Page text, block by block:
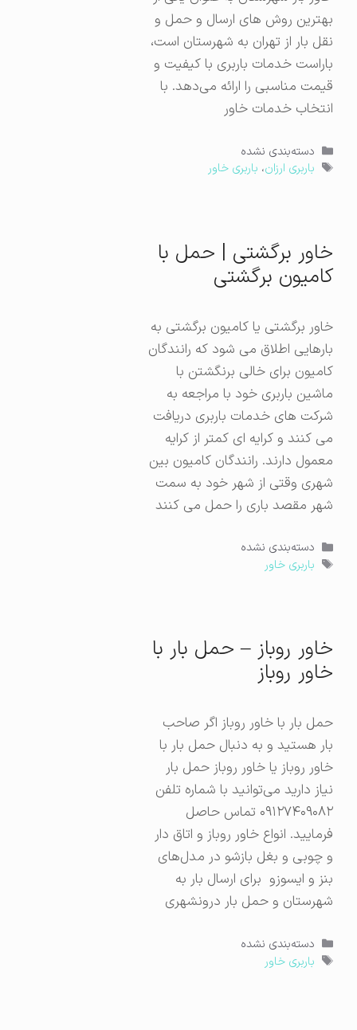
بهترین روش های ارسال و حمل و
نقل بار از تهران به شهرستان است،
باراست خدمات باربری با کیفیت و
قیمت مناسبی را ارائه می‌دهد. با
انتخاب خدمات خاور
دسته‌ها
دسته‌بندی نشده
برچسب‌ها
باربری ارزان ،باربری خاور
خاور برگشتی | حمل با
کامیون برگشتی
خاور برگشتی یا کامیون برگشتی به
بارهایی اطلاق می شود که رانندگان
کامیون برای خالی برنگشتن با
ماشین باربری خود با مراجعه به
شرکت های خدمات باربری دریافت
می کنند و کرایه ای کمتر از کرایه
معمول دارند. رانندگان کامیون بین
شهری وقتی از شهر خود به سمت
شهر مقصد باری را حمل می کنند
دسته‌ها
دسته‌بندی نشده
برچسب‌ها
باربری خاور
خاور روباز – حمل بار با
خاور روباز
حمل بار با خاور روباز اگر صاحب
بار هستید و به دنبال حمل بار با
خاور روباز یا خاور روباز حمل بار
نیاز دارید می‌توانید با شماره تلفن
۰۹۱۲۷۴۰۹۰۸۲ تماس حاصل
فرمایید. انواع خاور روباز و اتاق دار
و چوبی و بغل بازشو در مدل‌های
بنز و ایسوزو برای ارسال بار به
شهرستان و حمل بار درونشهری
دسته‌ها
دسته‌بندی نشده
برچسب‌ها
باربری خاور